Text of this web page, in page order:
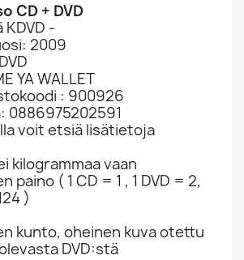
CD + DVD
-
2009
YA WALLET
: 900926
0886975202591
voit etsiä lisätietoja
kilogrammaa vaan
paino ( 1 CD = 1 , 1 DVD = 2,
)
kunto, oheinen kuva otettu
DVD:stä